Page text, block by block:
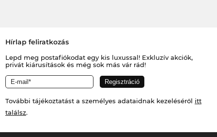
Hírlap feliratkozás
Lepd meg postafiókodat egy kis luxussal! Exkluzív akciók,
privát kiárusítások és még sok más vár rád!
További tájékoztatást a személyes adataidnak kezeléséről itt
találsz.